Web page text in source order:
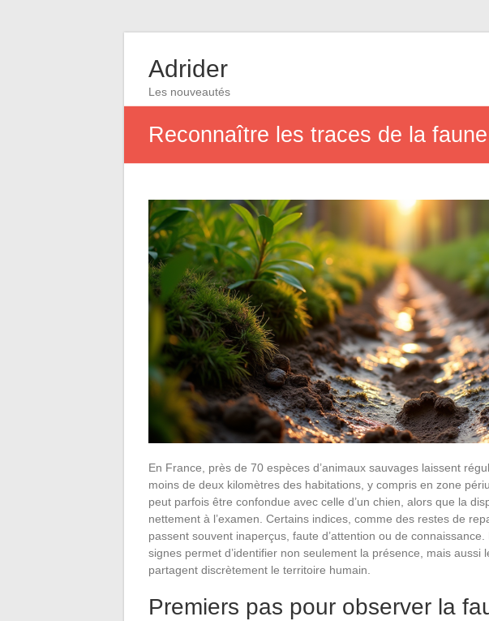
Adrider
Les nouveautés
Reconnaître les traces de la
En France, près de 70 espèces d’animaux sauvages laissent
moins de deux kilomètres des habitations, y compris en zone
peut parfois être confondue avec celle d’un chien, alors que la
nettement à l’examen. Certains indices, comme des restes de
passent souvent inaperçus, faute d’attention ou de
signes permet d’identifier non seulement la présence, mais aussi
partagent discrètement le territoire humain.
Premiers pas pour observer la